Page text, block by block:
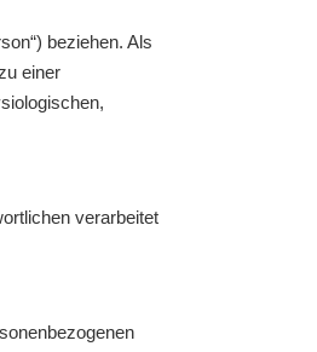
beziehen. Als
einer
verarbeitet